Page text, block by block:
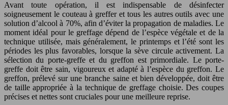
Avant toute opération, il est indispensable de désinfecter
soigneusement le couteau à greffer et tous les autres outils avec une
solution d’alcool à 70%, afin d’éviter la propagation de maladies. Le
moment idéal pour le greffage dépend de l’espèce végétale et de la
technique utilisée, mais généralement, le printemps et l’été sont les
périodes les plus favorables, lorsque la sève circule activement. La
sélection du porte-greffe et du greffon est primordiale. Le porte-
greffe doit être sain, vigoureux et adapté à l’espèce du greffon. Le
greffon, prélevé sur une branche saine et bien développée, doit être
de taille appropriée à la technique de greffage choisie. Des coupes
précises et nettes sont cruciales pour une meilleure reprise.